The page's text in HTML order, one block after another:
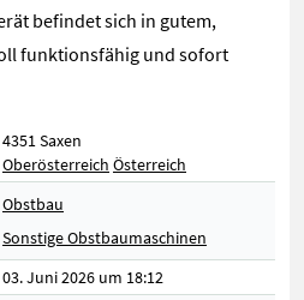
befindet sich in gutem,
funktionsfähig und sofort
4351 Saxen
Oberösterreich Österreich
Obstbau
Sonstige Obstbaumaschinen
03. Juni 2026 um 18:12